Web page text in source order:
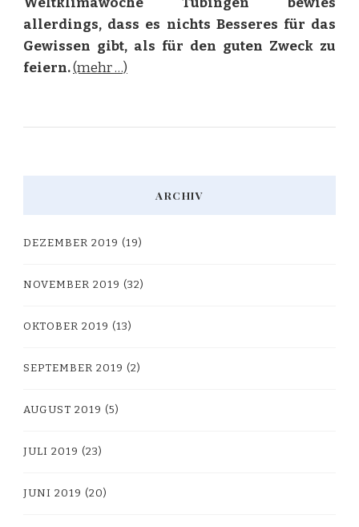
allerdings, dass es nichts Besseres für das
Gewissen gibt, als für den guten Zweck zu
feiern.(mehr …)
ARCHIV
DEZEMBER 2019 (19)
NOVEMBER 2019 (32)
OKTOBER 2019 (13)
SEPTEMBER 2019 (2)
AUGUST 2019 (5)
JULI 2019 (23)
JUNI 2019 (20)